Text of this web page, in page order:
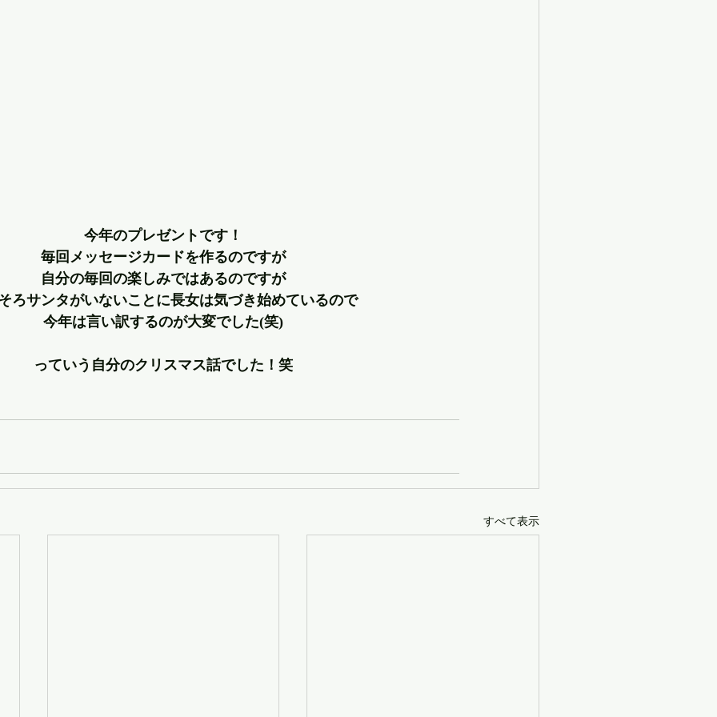
今年のプレゼントです！
毎回メッセージカードを作るのですが
自分の毎回の楽しみではあるのですが
ろサンタがいないことに長女は気づき始めているので
今年は言い訳するのが大変でした(笑)
っていう自分のクリスマス話でした！笑
すべて表示